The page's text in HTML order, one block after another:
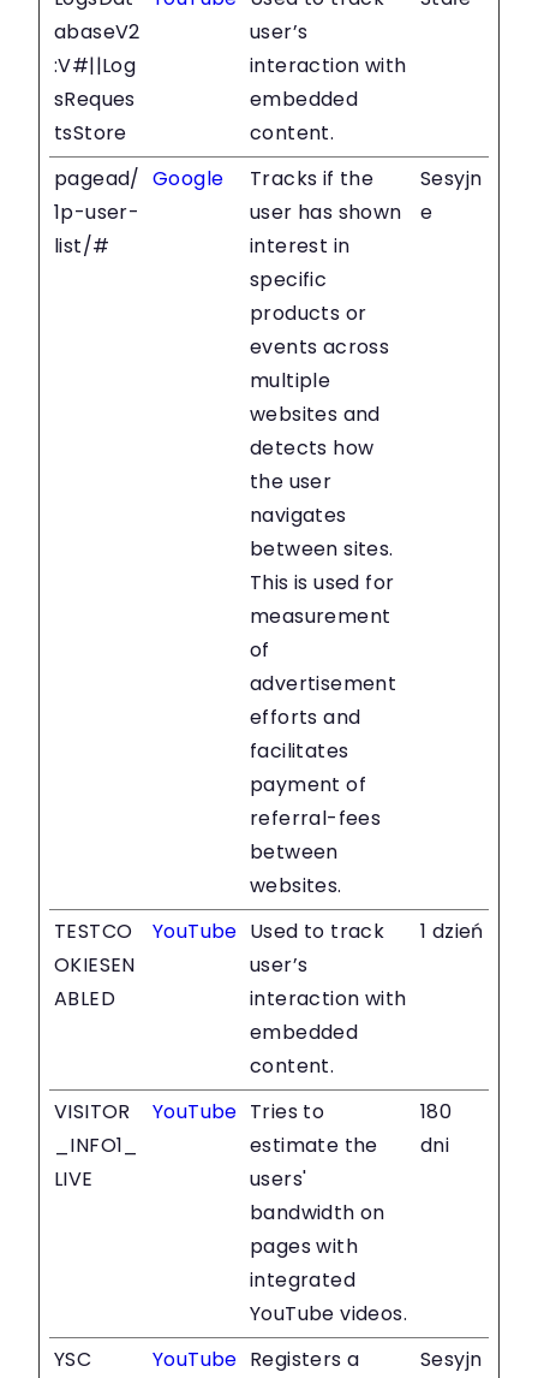
abaseV2
:V#||Log
sReques
tsStore
user’s
interaction with
embedded
content.
pagead/
1p-user-
list/#
Google
Tracks if the
user has shown
interest in
specific
products or
events across
multiple
websites and
detects how
the user
navigates
between sites.
This is used for
measurement
of
advertisement
efforts and
facilitates
payment of
referral-fees
between
websites.
Sesyjn
e
TESTCO
OKIESEN
ABLED
YouTube Used to track
user’s
interaction with
embedded
content.
1 dzień
VISITOR
_INFO1_
LIVE
YouTube Tries to
estimate the
users'
bandwidth on
pages with
integrated
YouTube videos.
180
dni
YSC YouTube Registers a
Sesyjn